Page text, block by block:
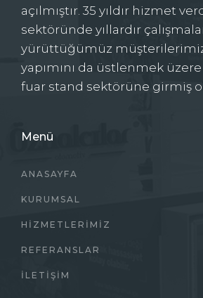
açılmıştır. 35 yıldır hizmet
sektöründe yıllardır
yürüttüğümüz
yapımını da üstlenmek üzere
fuar stand sektörüne girmiş
Menü
ANASAYFA
KURUMSAL
HIZMETLERIMIZ
REFERANSLAR
İLETIŞIM